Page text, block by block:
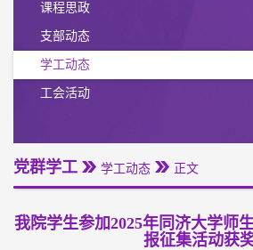
课程思政
支部动态
学工动态
工会活动
党群学工 学工动态 正文
我院学生参加2025年同济大学师
报征集活动获